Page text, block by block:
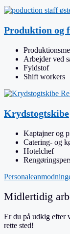
Produktion og
Arbejder ved
Fyldstof
Shift workers
Krydstogtskibe
Kaptajner og
Catering- og
Hotelchef
Midlertidig
Er du på udkig efter
rette sted!